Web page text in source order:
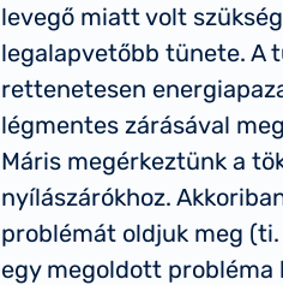
levegő miatt volt
legalapvetőbb tünete. A
rettenetesen
légmentes zárásával
Máris megérkeztünk a
nyílászárókhoz.
problémát oldjuk meg
egy megoldott